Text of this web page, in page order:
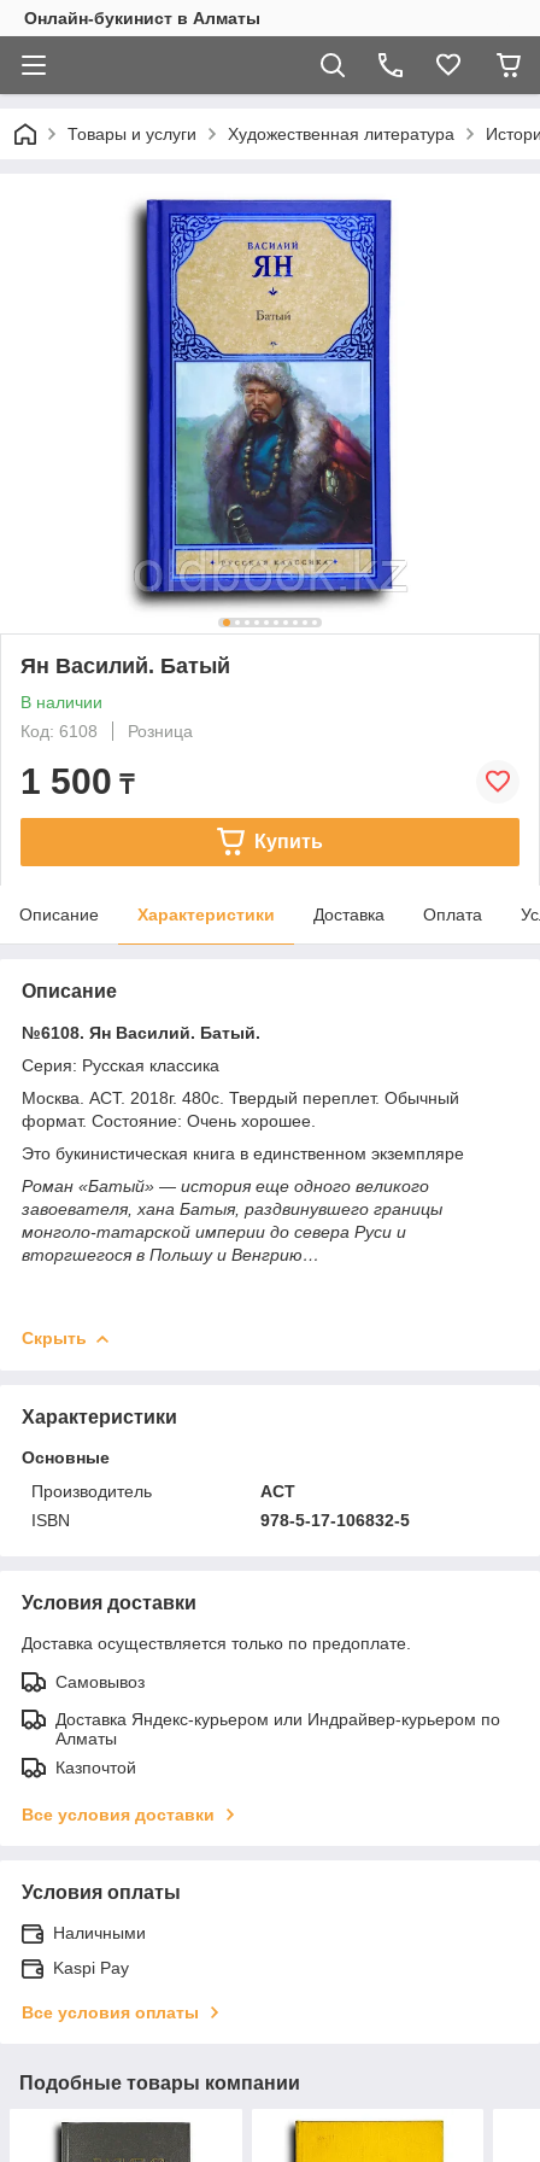
Онлайн-букинист в Алматы
Товары и услуги Художественная литература
Ян Василий. Батый
В наличии
Код: 6108
Розница
1 500 ₸
Купить
Описание Характеристики Доставка Оплата
Описание
№6108. Ян Василий. Батый.
Серия: Русская классика
Москва. АСТ. 2018г. 480с. Твердый переплет. Обычный
формат. Состояние: Очень хорошее.
Это букинистическая книга в единственном экземпляре
Роман «Батый» — история еще одного великого
завоевателя, хана Батыя, раздвинувшего границы
монголо-татарской империи до севера Руси и
вторгшегося в Польшу и Венгрию…
Скрыть
Характеристики
Основные
Производитель
АСТ
ISBN
978-5-17-106832-5
Условия доставки
Доставка осуществляется только по предоплате.
Самовывоз
Доставка Яндекс-курьером или Индрайвер-курьером по
Алматы
Казпочтой
Все условия доставки
Условия оплаты
Наличными
Kaspi Pay
Все условия оплаты
Подобные товары компании